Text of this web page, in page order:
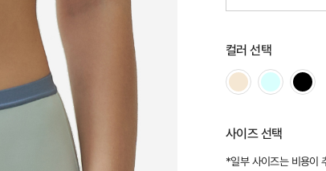
컬러 선택
사이즈 선택
*일부 사이즈는 비용이